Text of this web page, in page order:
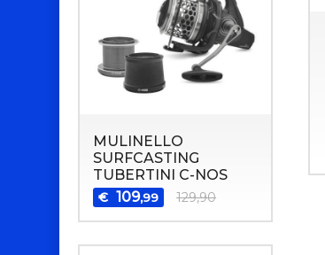
MULINELLO
SURFCASTING
TUBERTINI C-NOS
€ 109,99 129,90